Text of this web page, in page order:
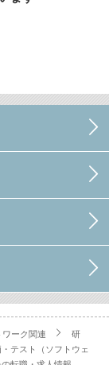
ーク関連
研
テスト（ソフトウェ